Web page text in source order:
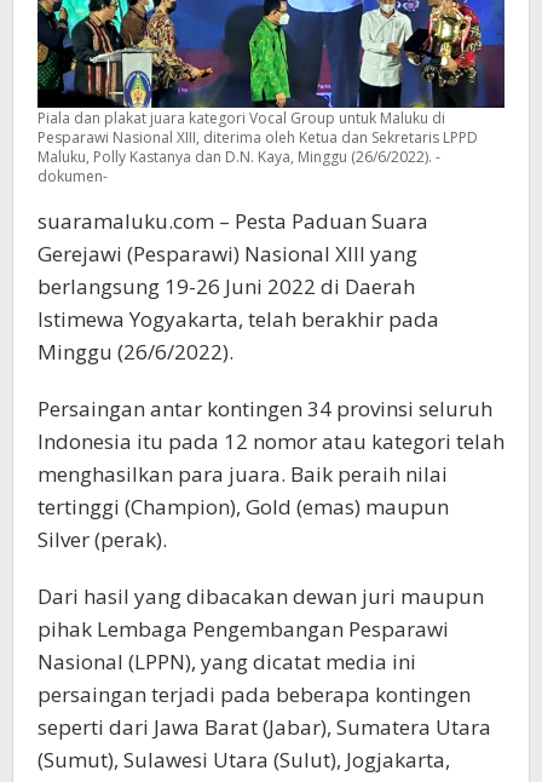
Piala dan plakat juara kategori Vocal Group untuk Maluku di
Pesparawi Nasional XIII, diterima oleh Ketua dan Sekretaris LPPD
Maluku, Polly Kastanya dan D.N. Kaya, Minggu (26/6/2022). -
dokumen-
suaramaluku.com – Pesta Paduan Suara
Gerejawi (Pesparawi) Nasional XIII yang
berlangsung 19-26 Juni 2022 di Daerah
Istimewa Yogyakarta, telah berakhir pada
Minggu (26/6/2022).
Persaingan antar kontingen 34 provinsi seluruh
Indonesia itu pada 12 nomor atau kategori telah
menghasilkan para juara. Baik peraih nilai
tertinggi (Champion), Gold (emas) maupun
Silver (perak).
Dari hasil yang dibacakan dewan juri maupun
pihak Lembaga Pengembangan Pesparawi
Nasional (LPPN), yang dicatat media ini
persaingan terjadi pada beberapa kontingen
seperti dari Jawa Barat (Jabar), Sumatera Utara
(Sumut), Sulawesi Utara (Sulut), Jogjakarta,